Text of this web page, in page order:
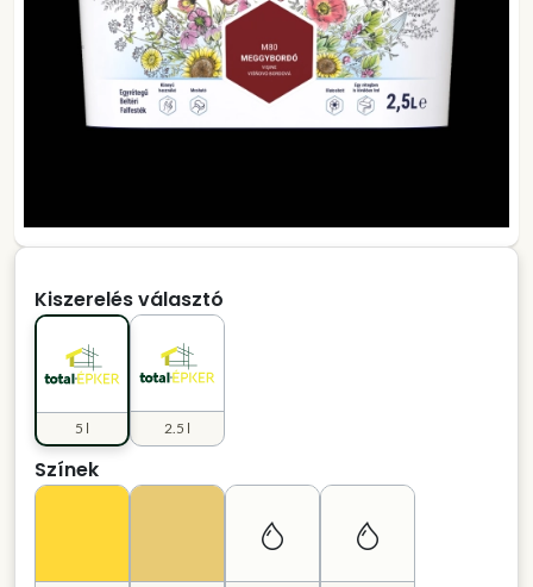
Kiszerelés választó
2.5 l
5 l
Színek